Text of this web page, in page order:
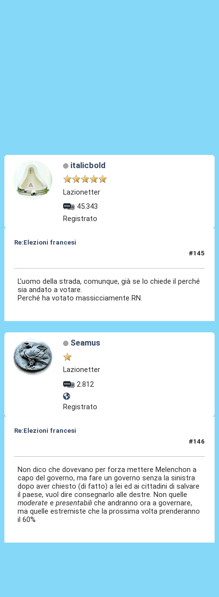
italicbold
Lazionetter
45.343
Registrato
Re:Elezioni francesi
#145
L'uomo della strada, comunque, già se lo chiede il perché
sia andato a votare.
Perché ha votato massicciamente RN.
Seamus
Lazionetter
2.812
Registrato
Re:Elezioni francesi
#146
Non dico che dovevano per forza mettere Melenchon a
capo del governo, ma fare un governo senza la sinistra
dopo aver chiesto (di fatto) a lei ed ai cittadini di salvare
il paese, vuol dire consegnarlo alle destre. Non quelle
moderateepresentabiliche andranno ora a governare,
ma quelle estremiste che la prossima volta prenderanno
il 60%